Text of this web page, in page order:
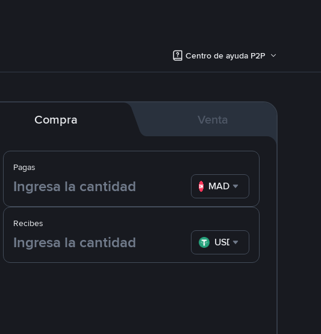
Centro de ayuda P2P
Compra Venta
Pagas
MAD
Recibes
USDT